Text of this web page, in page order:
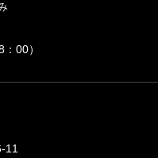
00）
11